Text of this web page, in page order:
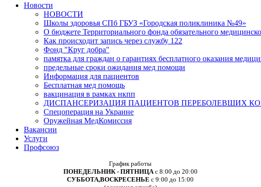
Новости
НОВОСТИ
Школы здоровья СПб ГБУЗ «Городская поликлиника №49»
О бюджете Территориального фонда обязательного
Как происходит запись через службу 122
Фонд "Круг добра"
памятка для граждан о гарантиях бесплатного оказания
предельные сроки ожидания мед помощи
Информация для пациентов
Бесплатная мед помощь
вакцинация в рамках нкпп
ДИСПАНСЕРИЗАЦИЯ ПАЦИЕНТОВ ПЕРЕБОЛЕВШИХ
Спецоперация на Украине
Оружейная МедКомиссия
Вакансии
Услуги
Профсоюз
График работы
ПОНЕДЕЛЬНИК - ПЯТНИЦА с 8:00 до 20:00
СУББОТА,ВОСКРЕСЕНЬЕ с 9:00 до 15:00